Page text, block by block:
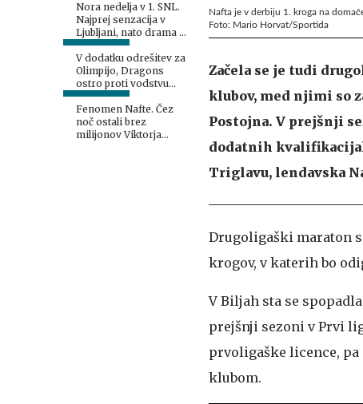
Nora nedelja v 1. SNL.
Najprej senzacija v
Ljubljani, nato drama v
Kopru.
V dodatku odrešitev za
Olimpijo, Dragons
ostro proti vodstvu
kluba
Fenomen Nafte. Čez
noč ostali brez
milijonov Viktorja
Nafta je v derbiju 1. kroga na
Foto: Mario Horvat/Sportida
Začela se je tudi
klubov, med njimi so
Postojna. V prejšnji
dodatnih
Triglavu, lendavska
Drugoligaški maraton
krogov, v katerih bo
V Biljah sta se
prejšnji sezoni v Prvi
prvoligaške licence,
klubom.